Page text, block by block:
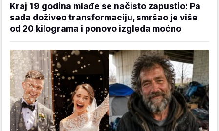
Kraj 19 godina mlađe se načisto zapustio: Pa
sada doživeo transformaciju, smršao je više
od 20 kilograma i ponovo izgleda moćno